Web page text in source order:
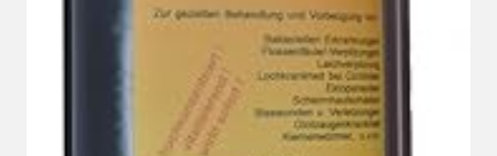
PROBIOTIKA
VITAMINE